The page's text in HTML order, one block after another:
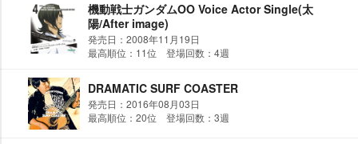
機動戦士ガンダムOO Voice Actor Single(太
陽/After image)
発売日：2008年11月19日
最高順位：11位 登場回数：4週
DRAMATIC SURF COASTER
発売日：2016年08月03日
最高順位：20位 登場回数：3週